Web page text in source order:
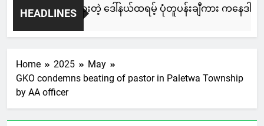
HEADLINES
းချေးနဲ့ ရေးဆွဲထားတဲ့ ဒေါ်နယ်ထရမ့် ပုံတူပန်းချီကား ကနေဒါမှာ ဒ
Ago
Home 2025
May
GKO condemns beating of pastor in Paletwa Township
by AA officer